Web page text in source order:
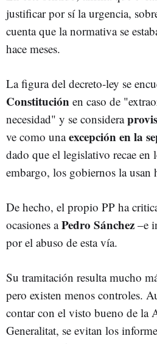
justificar por sí la urgencia,
cuenta que la normativa se
hace meses.
La figura del decreto-ley se
Constitución en caso de
necesidad" y se considera
ve como unaexcepción en la
dado que el legislativo recae en
embargo, los gobiernos la usan
De hecho, el propio PP ha
ocasiones aPedro Sánchez –e
por el abuso de esta vía.
Su tramitación resulta mucho
pero existen menos controles.
contar con el visto bueno de la
Generalitat, se evitan los